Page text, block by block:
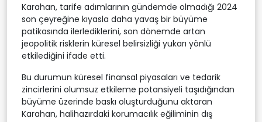
Karahan, tarife adımlarının gündemde olmadığı 2024
son çeyreğine kıyasla daha yavaş bir büyüme
patikasında ilerlediklerini, son dönemde artan
jeopolitik risklerin küresel belirsizliği yukarı yönlü
etkilediğini ifade etti.
Bu durumun küresel finansal piyasaları ve tedarik
zincirlerini olumsuz etkileme potansiyeli taşıdığından
büyüme üzerinde baskı oluşturduğunu aktaran
Karahan, halihazırdaki korumacılık eğiliminin dış